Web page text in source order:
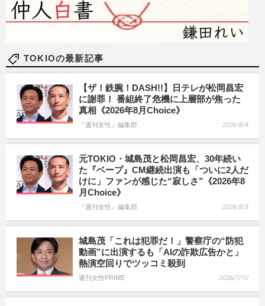
TOKIOの最新記事
【ザ！鉄腕！DASH!!】日テレが松岡昌宏
に謝罪！ 番組終了危機に上層部が焦った
真相《2026年8月Choice》
『週刊女性』編集部 2026/8/4
元TOKIO・城島茂と松岡昌宏、30年続い
た『ベープ』CM継続出演も「ついに2人だ
けに」ファンが感じた“寂しさ”《2026年8
月Choice》
『週刊女性』編集部 2026/8/3
城島茂「これは犯罪だ！」警察庁の“防犯
動画”に出演するも「AIの詐欺広告かと」
熱演空回りでツッコミ殺到
週刊女性PRIME 2026/7/10